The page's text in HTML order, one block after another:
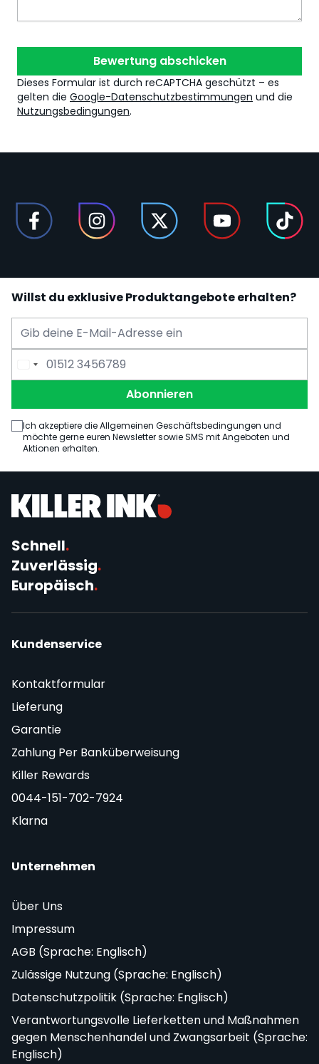
Bewertung abschicken
Dieses Formular ist durch reCAPTCHA geschützt – es
gelten die Google-Datenschutzbestimmungen und die
Nutzungsbedingungen.
Willst du exklusive Produktangebote erhalten?
E-Mail Adresse
Telefonnummer
Abonnieren
Ich akzeptiere die Allgemeinen Geschäftsbedingungen und
möchte gerne euren Newsletter sowie SMS mit Angeboten und
Aktionen erhalten.
Schnell.
Zuverlässig.
Europäisch.
Kundenservice
Kontaktformular
Lieferung
Garantie
Zahlung Per Banküberweisung
Killer Rewards
0044-151-702-7924
Klarna
Unternehmen
Über Uns
Impressum
AGB (Sprache: Englisch)
Zulässige Nutzung (Sprache: Englisch)
Datenschutzpolitik (Sprache: Englisch)
Verantwortungsvolle Lieferketten und Maßnahmen
gegen Menschenhandel und Zwangsarbeit (Sprache:
Englisch)